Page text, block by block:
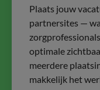
Plaats jouw
partnersites —
optimale
meerdere
makkelijk het